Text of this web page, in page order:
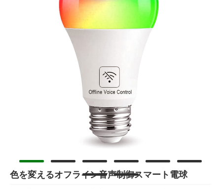
色を変えるオフライン音声制御スマート電球